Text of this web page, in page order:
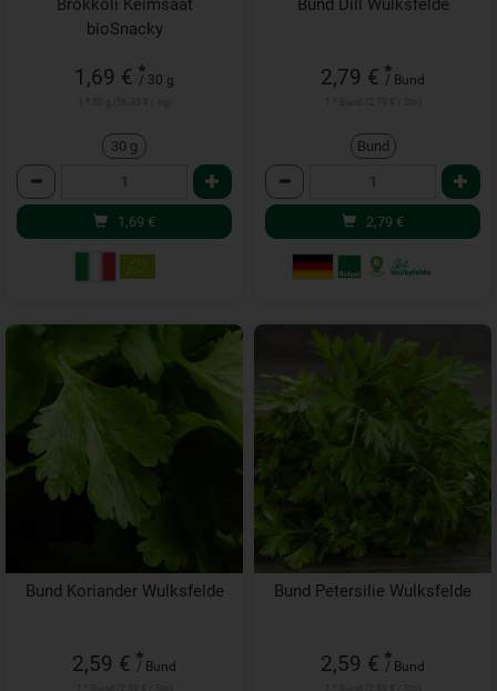
Brokkoli Keimsaat
bioSnacky
1,69 € *
/ 30 g
30 g
Anzahl
1,69 €
Bund Dill Wulksfelde
2,79 € *
/ Bund
Bund
Anzahl
2,79 €
Bund Koriander Wulksfelde
2,59 € *
/ Bund
Bund Petersilie Wulksfelde
2,59 € *
/ Bund